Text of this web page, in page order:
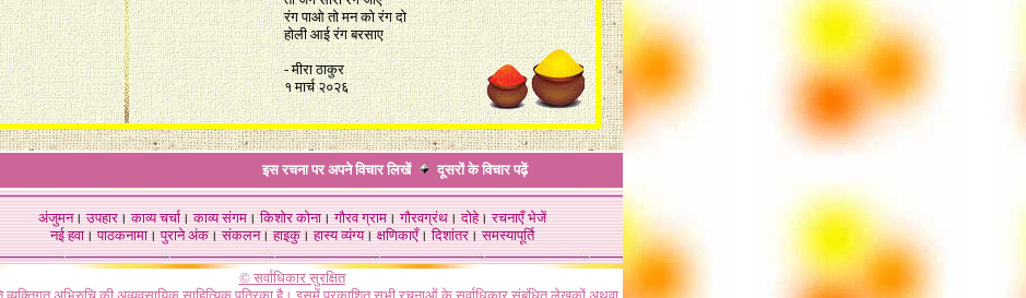
रंग पाओ तो मन को रंग दो
होली आई रंग बरसाए
- मीरा ठाकुर
१ मार्च २०२६
इस रचना पर अपने विचार लिखें दूसरों के विचारपढ़ें
अंजुमन।उपहार।काव्य चर्चा।काव्य संगम।किशोर कोना।गौरव ग्राम।गौरवग्रंथ।दोहे।रचनाएँ भेजें
नई हवा। पाठकनामा। पुराने अंक। संकलन। हाइकु। हास्य व्यंग्य। क्षणिकाएँ। दिशांतर। समस्यापूर्ति
© सर्वाधिकार सुरक्षित